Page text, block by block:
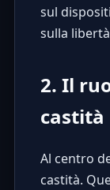
sul
sulla
2. Il
castità
Al centro
castità.